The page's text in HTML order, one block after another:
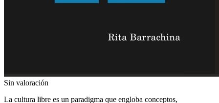
Sin valoración
La cultura libre es un paradigma que engloba conceptos,